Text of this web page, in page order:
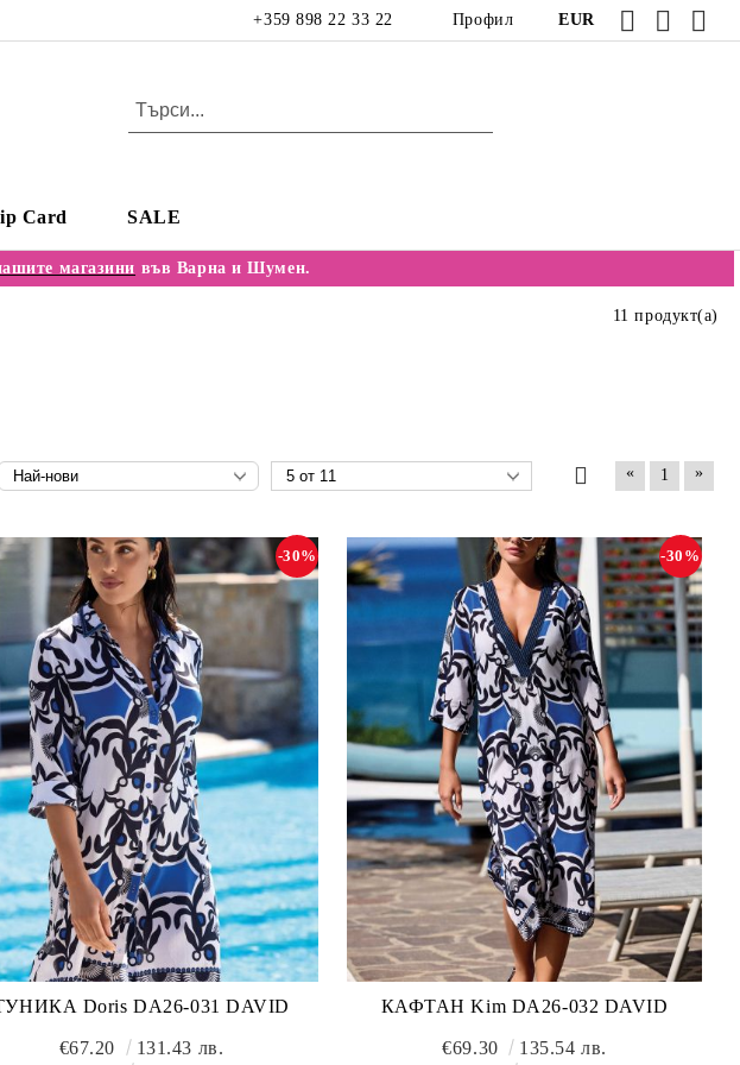
Профил
+359 898 22 33 22 EUR
Card SALE
магазини във Варна и Шумен.
11 продукт(а)
« 1 »
Doris DA26-031 DAVID
-30%
€67.20 131.43 лв.
КАФТАН Kim DA26-032 DAVID
-30%
€69.30 135.54 лв.